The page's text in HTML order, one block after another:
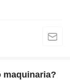
maquinaria?